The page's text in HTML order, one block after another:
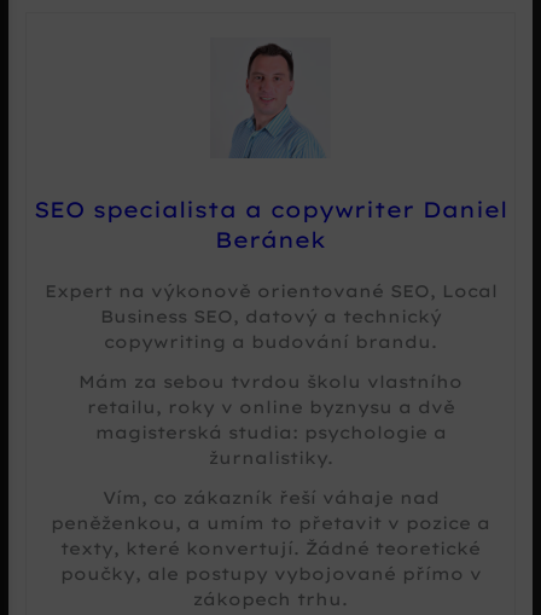
SEO specialista a copywriter Daniel
Beránek
Expert na výkonově orientované SEO, Local
Business SEO, datový a technický
copywriting a budování brandu.
Mám za sebou tvrdou školu vlastního
retailu, roky v online byznysu a dvě
magisterská studia: psychologie a
žurnalistiky.
Vím, co zákazník řeší váhaje nad
peněženkou, a umím to přetavit v pozice a
texty, které konvertují. Žádné teoretické
poučky, ale postupy vybojované přímo v
zákopech trhu.